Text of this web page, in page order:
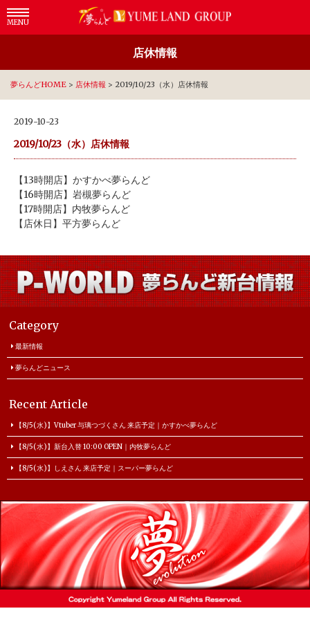
MENU
店休情報
夢らんどHOME > 店休情報 > 2019/10/23（水）店休情報
2019-10-23
2019/10/23（水）店休情報
【13時開店】かすかべ夢らんど
【16時開店】岩槻夢らんど
【17時開店】内牧夢らんど
【店休日】平方夢らんど
Category
最新情報
夢らんどニュース
Recent Article
【8/5(水)】Vtuber 与璃つづくさん 来店予定｜かすかべ夢らんど
【8/5(水)】新台入替 10:00 OPEN｜内牧夢らんど
【8/5(水)】しえさん 来店予定｜スーパー夢らんど